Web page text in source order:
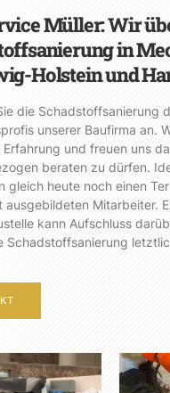
Müller: Wir
in
Holstein und
die Schadstoffsanierung
unserer Baufirma an.
Erfahrung und freuen uns
beraten zu dürfen.
gleich heute noch einen
ausgebildeten Mitarbeiter.
kann Aufschluss
Schadstoffsanierung